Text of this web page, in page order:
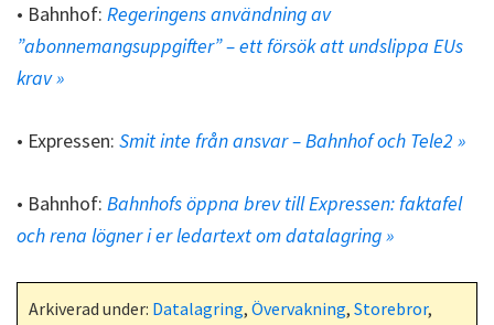
• Bahnhof: Regeringens användning av
”abonnemangsuppgifter” – ett försök att undslippa EUs
krav »
• Expressen: Smit inte från ansvar – Bahnhof och Tele2 »
• Bahnhof: Bahnhofs öppna brev till Expressen: faktafel
och rena lögner i er ledartext om datalagring »
Arkiverad under: Datalagring, Övervakning, Storebror,